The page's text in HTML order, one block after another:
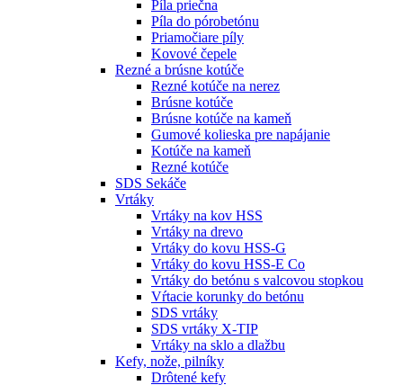
Píla priečna
Píla do pórobetónu
Priamočiare píly
Kovové čepele
Rezné a brúsne kotúče
Rezné kotúče na nerez
Brúsne kotúče
Brúsne kotúče na kameň
Gumové kolieska pre napájanie
Kotúče na kameň
Rezné kotúče
SDS Sekáče
Vrtáky
Vrtáky na kov HSS
Vrtáky na drevo
Vrtáky do kovu HSS-G
Vrtáky do kovu HSS-E Co
Vrtáky do betónu s valcovou stopkou
Vŕtacie korunky do betónu
SDS vrtáky
SDS vrtáky X-TIP
Vrtáky na sklo a dlažbu
Kefy, nože, pilníky
Drôtené kefy